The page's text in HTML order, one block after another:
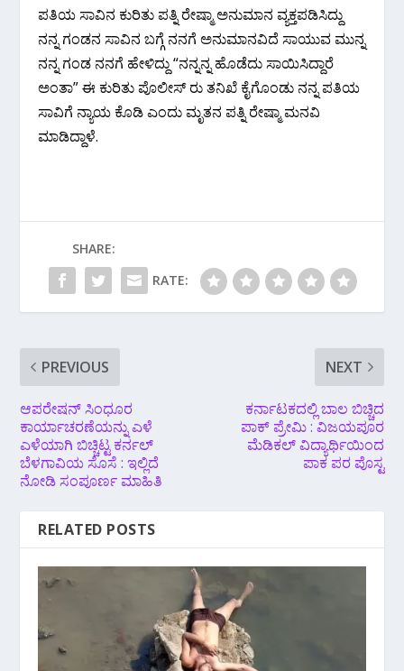
ಪತಿಯ ಸಾವಿನ ಕುರಿತು ಪತ್ನಿ ರೇಷ್ಮಾ ಅನುಮಾನ ವ್ಯಕ್ತಪಡಿಸಿದ್ದು
ನನ್ನ ಗಂಡನ ಸಾವಿನ ಬಗ್ಗೆ ನನಗೆ ಅನುಮಾನವಿದೆ ಸಾಯುವ ಮುನ್ನ
ನನ್ನ ಗಂಡ ನನಗೆ ಹೇಳಿದ್ದು “ನನ್ನನ್ನ ಹೊಡೆದು ಸಾಯಿಸಿದ್ದಾರೆ
ಅಂತಾ” ಈ ಕುರಿತು ಪೊಲೀಸ್ ರು ತನಿಖೆ ಕೈಗೊಂಡು ನನ್ನ ಪತಿಯ
ಸಾವಿಗೆ ನ್ಯಾಯ ಕೊಡಿ ಎಂದು ಮೃತನ ಪತ್ನಿ ರೇಷ್ಮಾ ಮನವಿ
ಮಾಡಿದ್ದಾಳೆ.
SHARE:
RATE:
PREVIOUS
ಆಪರೇಷನ್ ಸಿಂಧೂರ
ಕಾರ್ಯಾಚರಣೆಯನ್ನು ಎಳೆ
ಎಳೆಯಾಗಿ ಬಿಚ್ಚಿಟ್ಟ ಕರ್ನಲ್
ಬೆಳಗಾವಿಯ ಸೊಸೆ : ಇಲ್ಲಿದೆ
ನೋಡಿ ಸಂಪೂರ್ಣ ಮಾಹಿತಿ
NEXT
ಕರ್ನಾಟಕದಲ್ಲಿ ಬಾಲ ಬಿಚ್ಚಿದ
ಪಾಕ್ ಪ್ರೇಮಿ : ವಿಜಯಪೂರ
ಮೆಡಿಕಲ್ ವಿದ್ಯಾರ್ಥಿಯಿಂದ
ಪಾಕ ಪರ ಪೊಸ್ಟ
RELATED POSTS